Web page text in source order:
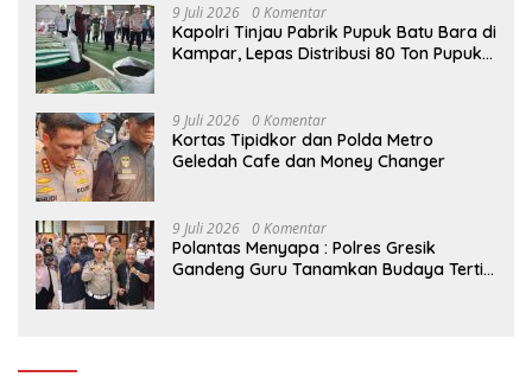
9 Juli 2026 0 Komentar
Kapolri Tinjau Pabrik Pupuk Batu Bara di
Kampar, Lepas Distribusi 80 Ton Pupuk
9 Juli 2026 0 Komentar
Kortas Tipidkor dan Polda Metro
Geledah Cafe dan Money Changer
9 Juli 2026 0 Komentar
Polantas Menyapa : Polres Gresik
Gandeng Guru Tanamkan Budaya Tertib